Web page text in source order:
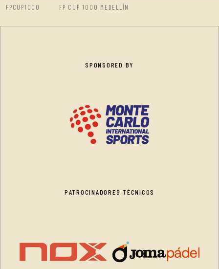
FPCUP1000 FP CUP 1000 MEDELLÍN
SPONSORED BY
PATROCINADORES TÉCNICOS